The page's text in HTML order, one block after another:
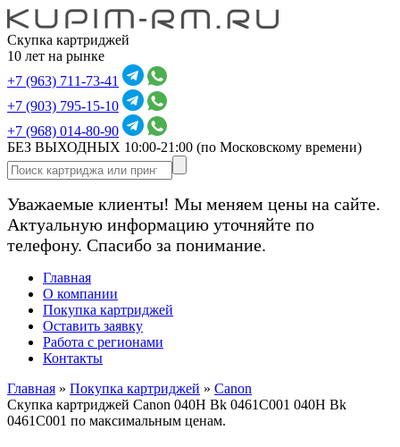
Скупка картриджей
10 лет на рынке
+7 (963) 711-73-41
+7 (903) 795-15-10
+7 (968) 014-80-90
БЕЗ ВЫХОДНЫХ 10:00-21:00 (по Московскому времени)
Уважаемые клиенты! Мы меняем цены на сайте.
Актуальную информацию уточняйте по
телефону. Спасибо за понимание.
Главная
О компании
Покупка картриджей
Оставить заявку
Работа с регионами
Контакты
Главная » Покупка картриджей » Canon
Скупка картриджей Canon 040H Bk 0461C001 040H Bk
0461C001 по максимальным ценам.